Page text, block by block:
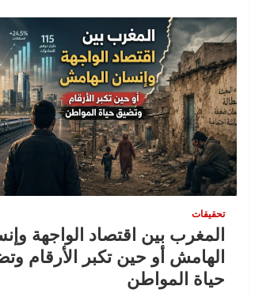
تحقيقات
المغرب بين اقتصاد الواجهة
الهامش أو حين تكبر الأرقام
حياة المواطن